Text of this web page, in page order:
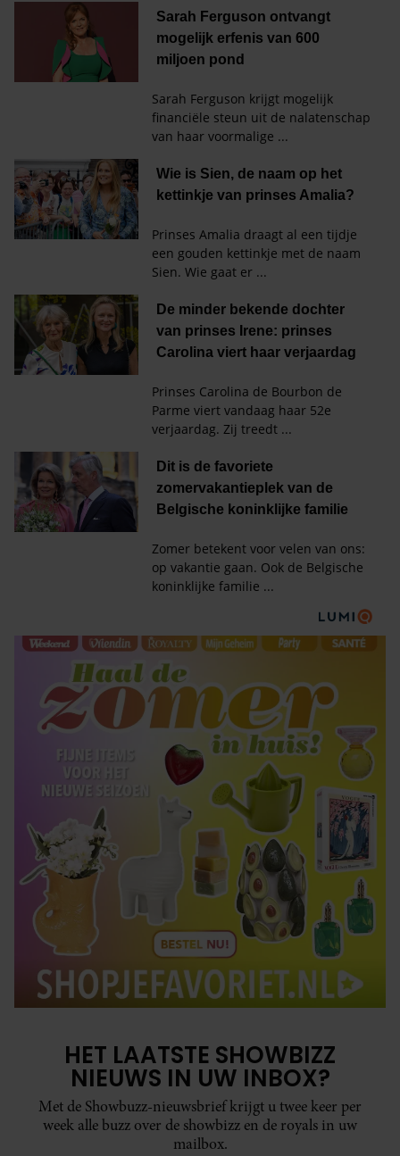
HET LAATSTE SHOWBIZZ
NIEUWS IN UW INBOX?
Met de Showbuzz-nieuwsbrief krijgt u twee keer per
week alle buzz over de showbizz en de royals in uw
mailbox.